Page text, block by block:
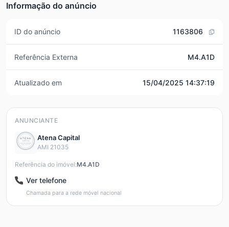
Informação do anúncio
ID do anúncio 1163806
Referência Externa M4.A1D
Atualizado em 15/04/2025 14:37:19
ANUNCIANTE
Atena Capital
AMI 21035
Referência do imóvel:M4.A1D
Ver telefone
Chamada para a rede móvel nacional